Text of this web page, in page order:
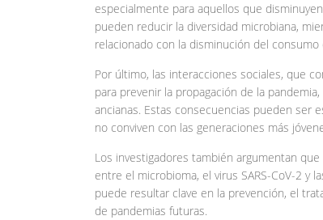
especialmente para aquellos que
pueden reducir la diversidad microbiana,
relacionado con la disminución del
Por último, las interacciones sociales, que
para prevenir la propagación de la
ancianas. Estas consecuencias pueden ser
no conviven con las generaciones más
Los investigadores también argumentan
entre el microbioma, el virus SARS-CoV-2 y
puede resultar clave en la prevención, el
de pandemias futuras.